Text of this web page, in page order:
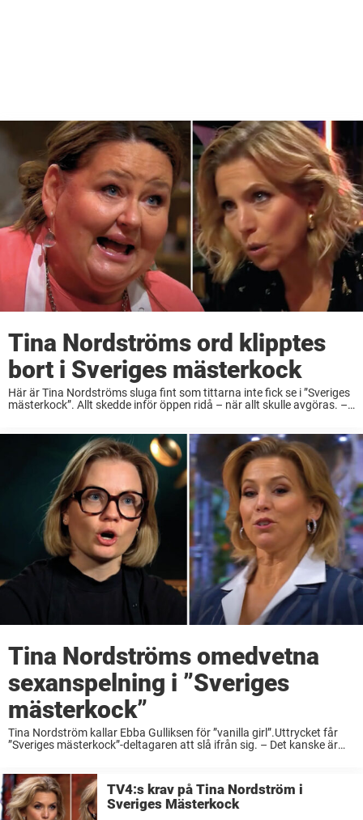
Tina Nordströms ord klipptes
bort i Sveriges mästerkock
Här är Tina Nordströms sluga fint som tittarna inte fick se i ”Sveriges
mästerkock”. Allt skedde inför öppen ridå – när allt skulle avgöras. –
Tina Nordströms omedvetna
sexanspelning i ”Sveriges
mästerkock”
Tina Nordström kallar Ebba Gulliksen för ”vanilla girl”.Uttrycket får
”Sveriges mästerkock”-deltagaren att slå ifrån sig. – Det kanske är
TV4:s krav på Tina Nordström i
Sveriges Mästerkock